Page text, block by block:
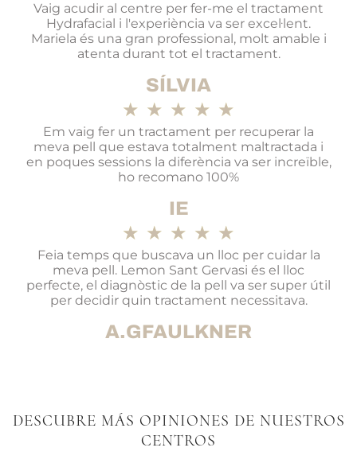
Vaig acudir al centre per fer-me el tractament
Hydrafacial i l'experiència va ser excel·lent.
Mariela és una gran professional, molt amable i
atenta durant tot el tractament.
SÍLVIA
★ ★ ★ ★ ★
Em vaig fer un tractament per recuperar la
meva pell que estava totalment maltractada i
en poques sessions la diferència va ser increïble,
ho recomano 100%
IE
★ ★ ★ ★ ★
Feia temps que buscava un lloc per cuidar la
meva pell. Lemon Sant Gervasi és el lloc
perfecte, el diagnòstic de la pell va ser super útil
per decidir quin tractament necessitava.
A.GFAULKNER
DESCUBRE MÁS OPINIONES DE NUESTROS
CENTROS